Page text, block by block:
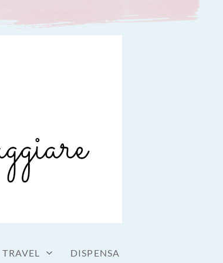
TRAVEL DISPENSA